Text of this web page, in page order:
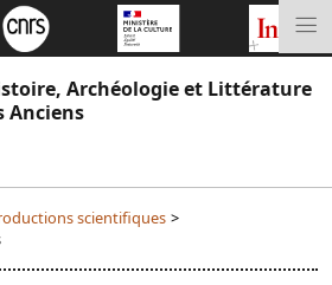
Archéologie et Littérature
Anciens
scientifiques >